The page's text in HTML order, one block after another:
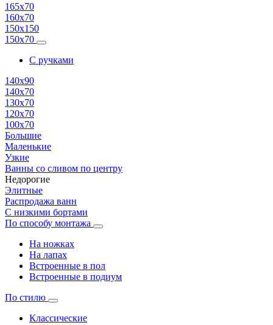
165х70
160х70
150х150
150х70
С ручками
140х90
140х70
130х70
120х70
100х70
Большие
Маленькие
Узкие
Ванны со сливом по центру
Недорогие
Элитные
Распродажа ванн
С низкими бортами
По способу монтажа
На ножках
На лапах
Встроенные в пол
Встроенные в подиум
По стилю
Классические